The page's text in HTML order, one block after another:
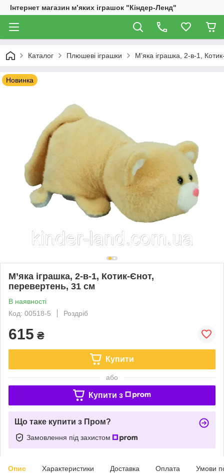
Інтернет магазин м’яких іграшок "Кіндер-Ленд"
Каталог Плюшеві іграшки М’яка іграшка, 2-в-1,
Новинка
М’яка іграшка, 2-в-1, Котик-Єнот,
перевертень, 31 см
В наявності
Код: 00518-5
Роздріб
615 ₴
Купити
або
Купити з
Що таке купити з Пром?
Замовлення під захистом
Опис Характеристики Доставка Оплата Умови